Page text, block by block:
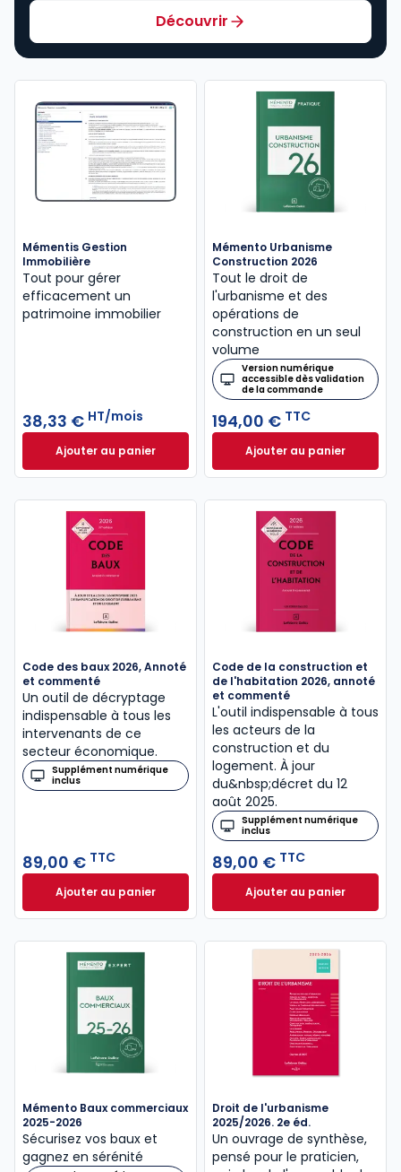
Découvrir
Mémentis Gestion
Immobilière
Tout pour gérer
efficacement un
patrimoine immobilier
38,33 € HT/mois
Ajouter au panierMémentis Gestion Immobilière à 38,33 €HT/mois
Mémento Urbanisme
Construction 2026
Tout le droit de
l'urbanisme et des
opérations de
construction en un seul
volume
Version numérique
accessible dès validation
de la commande
194,00 € TTC
Ajouter au panier
Mémento
Code des baux 2026, Annoté
et commenté
Un outil de décryptage
indispensable à tous les
intervenants de ce
secteur économique.
Supplément numérique
inclus
89,00 € TTC
Ajouter au panierCode des baux 2026, Annoté et commenté à 89,00
Code de la construction et
de l'habitation 2026, annoté
et commenté
L'outil indispensable à tous
les acteurs de la
construction et du
logement. À jour
du&nbsp;décret du 12
août 2025.
Supplément numérique
inclus
89,00 € TTC
Ajouter au panier
Code de la
Mémento Baux commerciaux
2025-2026
Sécurisez vos baux et
gagnez en sérénité
Droit de l'urbanisme
2025/2026. 2e éd.
Un ouvrage de synthèse,
pensé pour le praticien,